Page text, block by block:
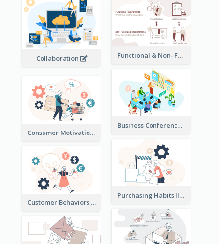
Collaboration Functional & Non- Functional Requirements Illustration
Business Conference Illustration
Consumer Motivation Illustration
Purchasing Habits Illustration
Customer Behaviors Illustration